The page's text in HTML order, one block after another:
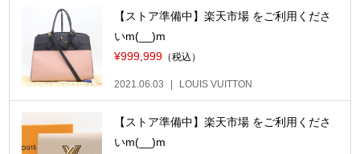
【ストア準備中】楽天市場 をご利用くださ
いm(__)m
¥999,999 （税込）
2021.06.03 LOUIS VUITTON
【ストア準備中】楽天市場 をご利用くださ
いm(__)m